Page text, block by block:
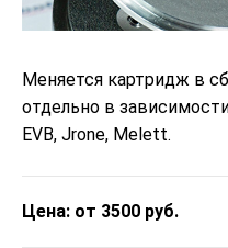
Меняется картридж в
отдельно в
EVB, Jrone, Melett.
Цена: от 3500 руб.